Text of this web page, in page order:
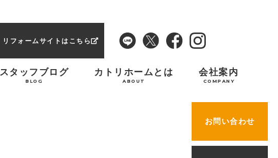
リフォームサイトはこちら
スタッフブログ
BLOG
カトリホームとは
ABOUT
会社案内
COMPANY
お問い合わせ